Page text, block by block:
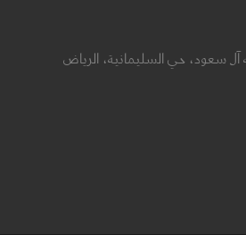
سعود، حي السليمانية، الرياض